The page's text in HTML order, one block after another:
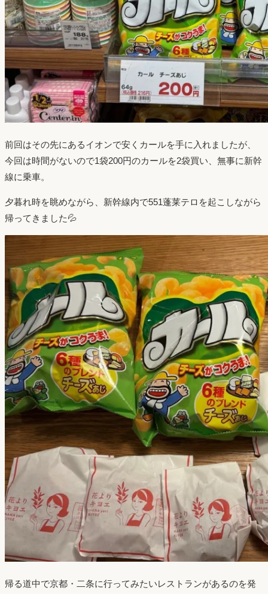
前回はその先にあるイオンで安くカールを手に入れましたが、
今回は時間がないので1袋200円のカールを2袋買い、無事に新幹
線に乗車。
夕暮れ時を眺めながら、新幹線内で551蓬莱テロを起こしながら
帰ってきました💦
帰る道中で京都・二条に行ってみたいレストランがあるのを発